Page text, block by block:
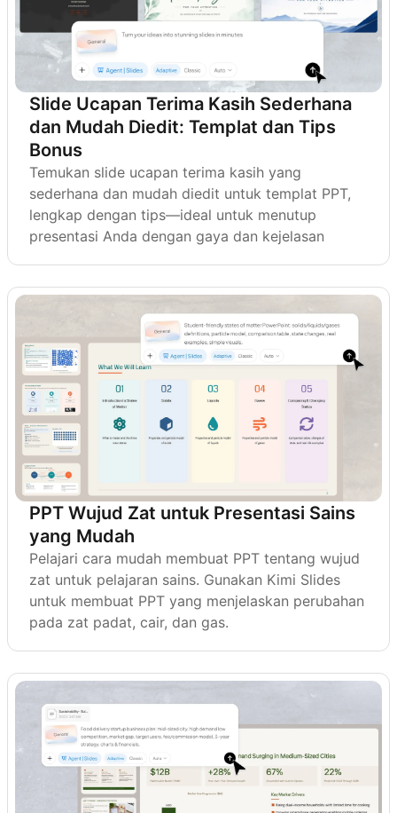
Slide Ucapan Terima Kasih Sederhana
dan Mudah Diedit: Templat dan Tips
Bonus
Temukan slide ucapan terima kasih yang
sederhana dan mudah diedit untuk templat PPT,
lengkap dengan tips—ideal untuk menutup
presentasi Anda dengan gaya dan kejelasan
PPT Wujud Zat untuk Presentasi Sains
yang Mudah
Pelajari cara mudah membuat PPT tentang wujud
zat untuk pelajaran sains. Gunakan Kimi Slides
untuk membuat PPT yang menjelaskan perubahan
pada zat padat, cair, dan gas.